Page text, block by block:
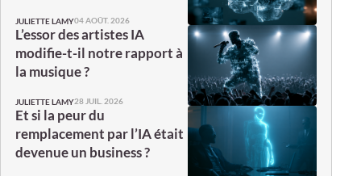
JULIETTE LAMY04 AOÛT. 2026
L’essor des artistes IA
modifie-t-il notre rapport à
la musique ?
JULIETTE LAMY28 JUIL. 2026
Et si la peur du
remplacement par l’IA était
devenue un business ?